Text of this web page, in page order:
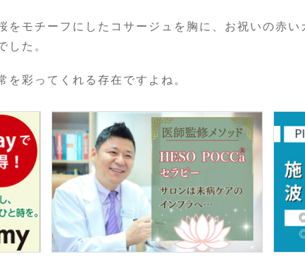
をモチーフにしたコサージュを胸に、お祝いの赤
した。
を彩ってくれる存在ですよね。